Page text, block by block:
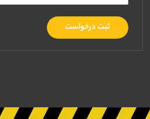
ثبت درخواست